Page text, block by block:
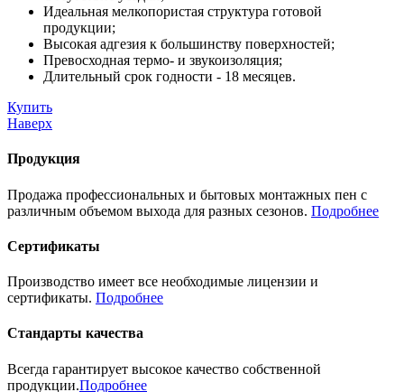
Идеальная мелкопористая структура готовой
продукции;
Высокая адгезия к большинству поверхностей;
Превосходная термо- и звукоизоляция;
Длительный срок годности - 18 месяцев.
Купить
Наверх
Продукция
Продажа профессиональных и бытовых монтажных пен с
различным объемом выхода для разных сезонов. Подробнее
Сертификаты
Производство имеет все необходимые лицензии и
сертификаты. Подробнее
Стандарты качества
Всегда гарантирует высокое качество собственной
продукции.Подробнее